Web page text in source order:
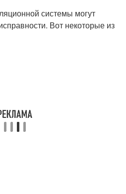
системы могут
Вот некоторые из